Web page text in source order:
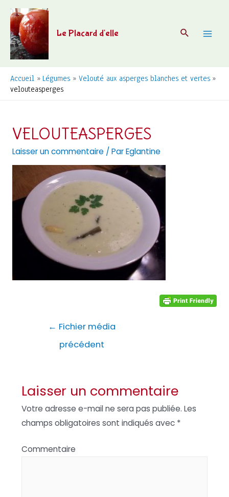
Aller
contenu
Le Placard d'elle
Accueil Légumes
Velouté aux asperges blanches et vertes
velouteasperges
VELOUTEASPERGES
Laisser un commentaire / ParEglantine
Navigation
← Fichier média
précédent
Laisser un commentaire
Votre adresse e-mail ne sera pas publiée. Les
champs obligatoires sont indiqués avec *
Commentaire